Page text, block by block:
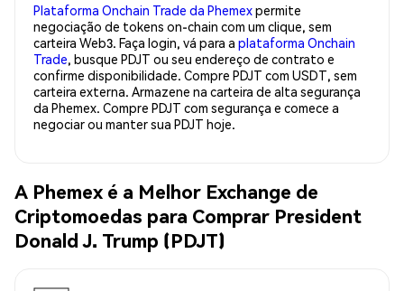
Plataforma Onchain Trade da Phemexpermite
negociação de tokens on-chain com um clique, sem
carteira Web3. Faça login, vá para a plataforma Onchain
Trade, busque PDJT ou seu endereço de contrato e
confirme disponibilidade. Compre PDJT com USDT, sem
carteira externa. Armazene na carteira de alta segurança
da Phemex. Compre PDJT com segurança e comece a
negociar ou manter sua PDJT hoje.
A Phemex é a Melhor Exchange de
Criptomoedas para Comprar President
Donald J. Trump (PDJT)